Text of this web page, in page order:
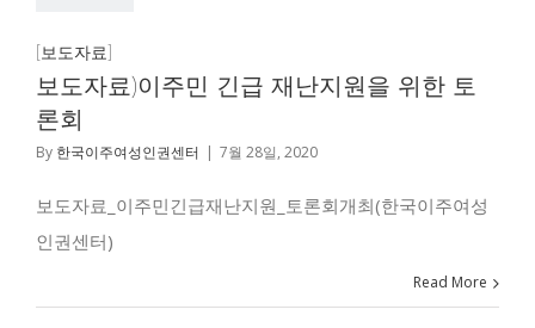
[보도자료]
보도자료)이주민 긴급 재난지원을 위한 토
론회
By 한국이주여성인권센터 | 7월 28일, 2020
보도자료_이주민긴급재난지원_토론회개최(한국이주여성
인권센터)
Read More